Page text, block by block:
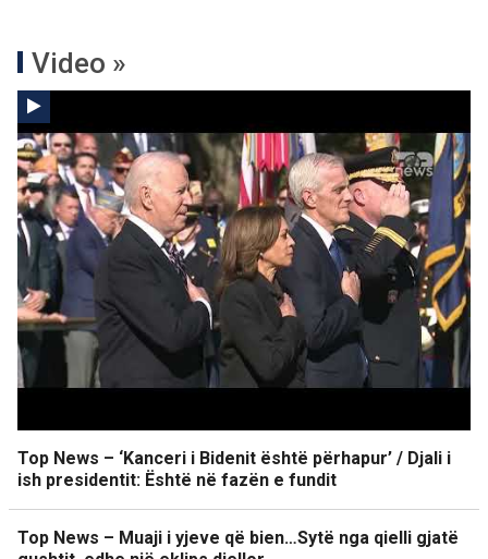
Video »
Top News – ‘Kanceri i Bidenit është përhapur’ / Djali i
ish presidentit: Është në fazën e fundit
Top News – Muaji i yjeve që bien…Sytë nga qielli gjatë